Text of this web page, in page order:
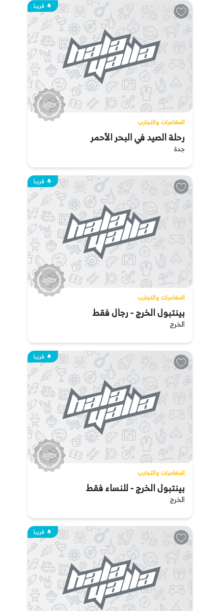
قريبا
المغامرات والتجارب
رحلة الصيد في البحر الأحمر
جدة
قريبا
المغامرات والتجارب
بينتبول الخرج - رجال فقط
الخرج
قريبا
المغامرات والتجارب
بينتبول الخرج - للنساء فقط
الخرج
قريبا